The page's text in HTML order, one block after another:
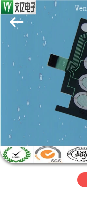
পণ্য
আমাদের
সম্পর্কে
কারখানা
Jinyuanhang
Electronic
Technology
Co.,
Rights
Reserved.